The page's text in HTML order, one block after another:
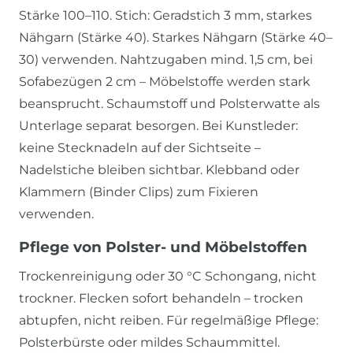
Stärke 100–110. Stich: Geradstich 3 mm, starkes
Nähgarn (Stärke 40). Starkes Nähgarn (Stärke 40–
30) verwenden. Nahtzugaben mind. 1,5 cm, bei
Sofabezügen 2 cm – Möbelstoffe werden stark
beansprucht. Schaumstoff und Polsterwatte als
Unterlage separat besorgen. Bei Kunstleder:
keine Stecknadeln auf der Sichtseite –
Nadelstiche bleiben sichtbar. Klebband oder
Klammern (Binder Clips) zum Fixieren
verwenden.
Pflege von Polster- und Möbelstoffen
Trockenreinigung oder 30 °C Schongang, nicht
trockner. Flecken sofort behandeln – trocken
abtupfen, nicht reiben. Für regelmäßige Pflege:
Polsterbürste oder mildes Schaummittel.